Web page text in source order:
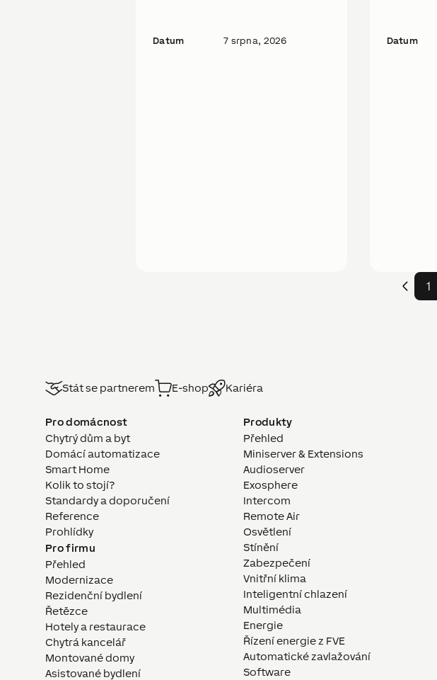
Datum 7 srpna, 2026 Datum
1
Stát se partnerem E-shop Kariéra
Pro domácnost
Chytrý dům a byt
Domácí automatizace
Smart Home
Kolik to stojí?
Standardy a doporučení
Reference
Prohlídky
Pro firmu
Přehled
Modernizace
Rezidenční bydlení
Řetězce
Hotely a restaurace
Chytrá kancelář
Montované domy
Asistované bydlení
Produkty
Přehled
Miniserver & Extensions
Audioserver
Exosphere
Intercom
Remote Air
Osvětlení
Stínění
Zabezpečení
Vnitřní klima
Inteligentní chlazení
Multimédia
Energie
Řízení energie z FVE
Automatické zavlažování
Software